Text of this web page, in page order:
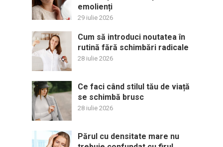
emolienți
29 iulie 2026
Cum să introduci noutatea în
rutină fără schimbări radicale
28 iulie 2026
Ce faci când stilul tău de viață
se schimbă brusc
28 iulie 2026
Părul cu densitate mare nu